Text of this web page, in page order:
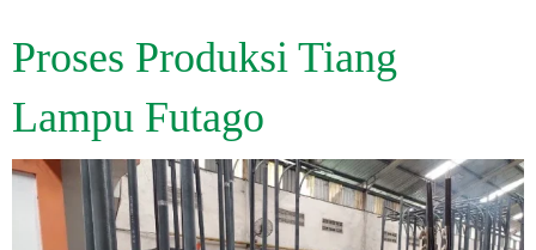
Proses Produksi Tiang
Lampu Futago